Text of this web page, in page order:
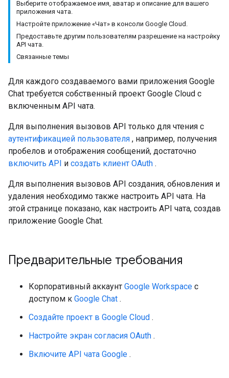
Выберите отображаемое имя, аватар и описание для вашего
приложения чата.
Настройте приложение «Чат» в консоли Google Cloud.
Предоставьте другим пользователям разрешение на настройку
API чата.
Связанные темы
Для каждого создаваемого вами приложения Google
Chat требуется собственный проект Google Cloud с
включенным API чата.
Для выполнения вызовов API только для чтения с
аутентификацией пользователя , например, получения
пробелов и отображения сообщений, достаточно
включить API и создать клиент OAuth .
Для выполнения вызовов API создания, обновления и
удаления необходимо также настроить API чата. На
этой странице показано, как настроить API чата, создав
приложение Google Chat.
Предварительные требования
Корпоративный аккаунт Google Workspace с
доступом к Google Chat .
Создайте проект в Google Cloud .
Настройте экран согласия OAuth .
Включите API чата Google .